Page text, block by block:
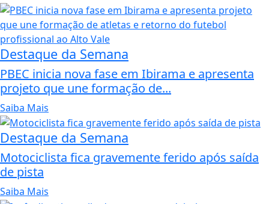
Destaque da Semana
PBEC inicia nova fase em Ibirama e apresenta
projeto que une formação de...
Saiba Mais
Destaque da Semana
Motociclista fica gravemente ferido após saída
de pista
Saiba Mais